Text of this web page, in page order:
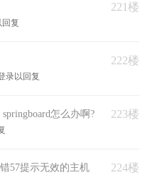
221楼
回复
222楼
录以回复
223楼
怎么办啊?
224楼
57提示无效的主机